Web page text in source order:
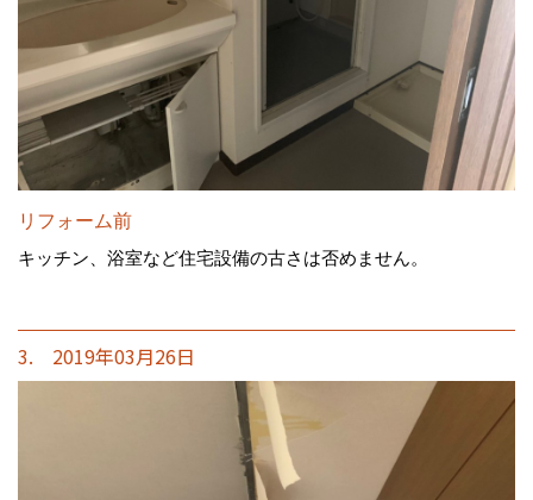
リフォーム前
キッチン、浴室など住宅設備の古さは否めません。
3. 2019年03月26日